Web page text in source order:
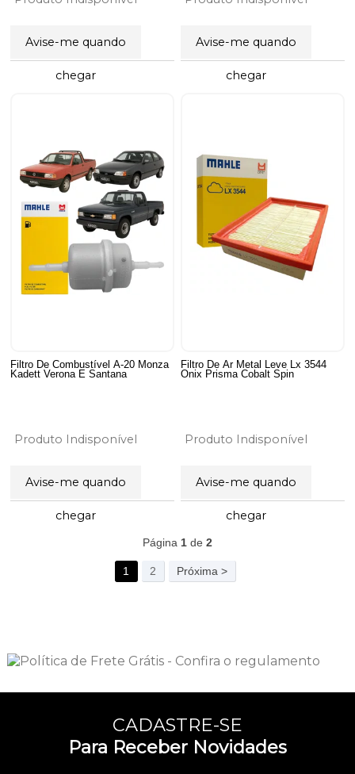
Avise-me quando
chegar
Avise-me quando
chegar
Filtro De Combustível A-20 Monza
Kadett Verona E Santana
Produto Indisponível
Avise-me quando
chegar
Filtro De Ar Metal Leve Lx 3544
Onix Prisma Cobalt Spin
Produto Indisponível
Avise-me quando
chegar
Página 1de 2
1 2 Próxima >
CADASTRE-SE
Para Receber Novidades